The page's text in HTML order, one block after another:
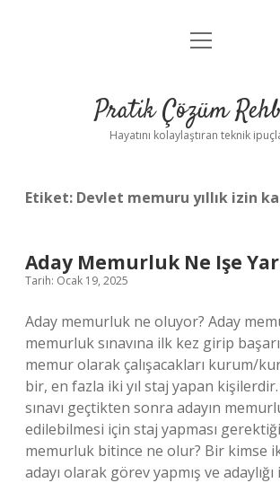
Anasayfa
Yasal Uyarı
menüyü
Pratik Çözüm
Hayatını kolaylaştıran teknik
Etiket: Devlet memuru yıllık izin
Aday Memurluk Ne Işe
Tarih: Ocak 19, 2025
Aday memurluk ne oluyor? Aday
memurluk sınavına ilk kez girip
memur olarak çalışacakları kurum/
bir, en fazla iki yıl staj yapan
sınavı geçtikten sonra adayın
edilebilmesi için staj yapması gerektiği
memurluk bitince ne olur? Bir kimse
adayı olarak görev yapmış ve